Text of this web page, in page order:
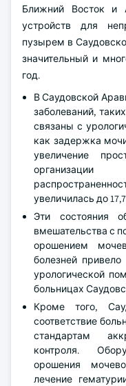
Ближний Восток и
устройств для
пузырем в
значительный и
год.
В Саудовской
заболеваний,
связаны с
как задержка
увеличение
организации
увеличилась до
Эти состояния
вмешательства с
орошением
болезней
урологической
больницах
Кроме того,
соответствие
стандартам
контроля.
орошения
лечение